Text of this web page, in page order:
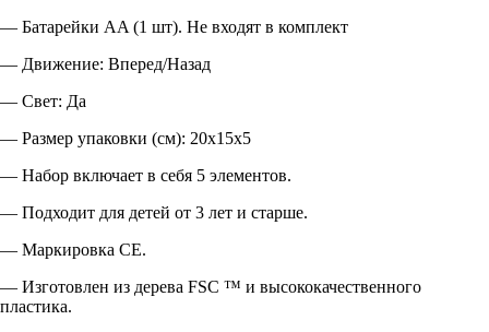
— Батарейки АA (1 шт). Не входят в комплект
— Движение: Вперед/Назад
— Свет: Да
— Размер упаковки (cм): 20х15х5
— Набор включает в себя 5 элементов.
— Подходит для детей от 3 лет и старше.
— Маркировка СЕ.
— Изготовлен из дерева FSC ™ и высококачественного
пластика.